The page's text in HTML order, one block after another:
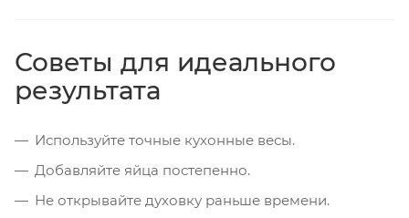
Советы для идеального
результата
Используйте точные кухонные весы.
Добавляйте яйца постепенно.
Не открывайте духовку раньше времени.